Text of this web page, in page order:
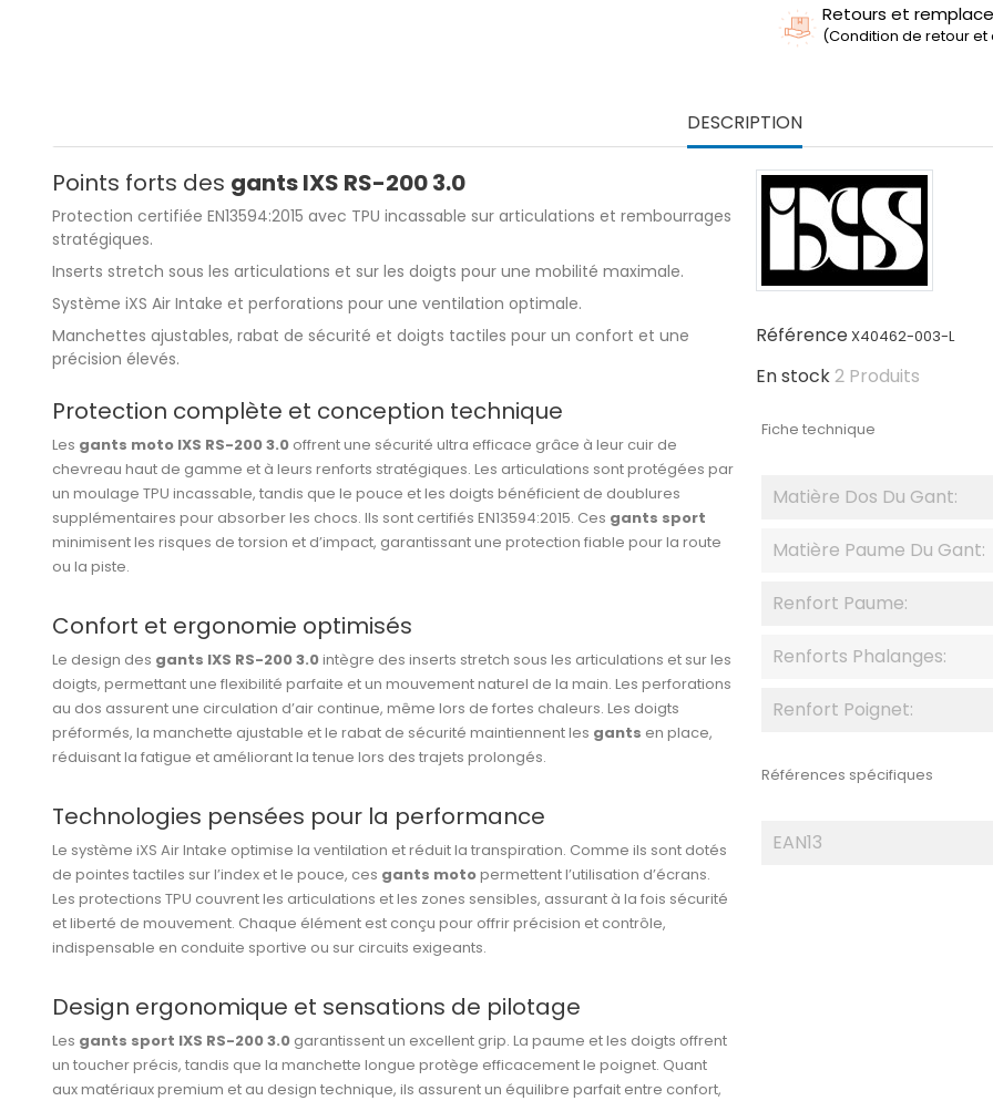
Retours et
(Condition de retour
DESCRIPTION
Points forts des gants IXS RS-200 3.0
Protection certifiée EN13594:2015 avec TPU incassable sur articulations et rembourrages
stratégiques.
Inserts stretch sous les articulations et sur les doigts pour une mobilité maximale.
Système iXS Air Intake et perforations pour une ventilation optimale.
Manchettes ajustables, rabat de sécurité et doigts tactiles pour un confort et une
précision élevés.
Protection complète et conception technique
Les gants moto IXS RS-200 3.0 offrent une sécurité ultra efficace grâce à leur cuir de
chevreau haut de gamme et à leurs renforts stratégiques. Les articulations sont protégées par
un moulage TPU incassable, tandis que le pouce et les doigts bénéficient de doublures
supplémentaires pour absorber les chocs. Ils sont certifiés EN13594:2015. Ces gants sport
minimisent les risques de torsion et d’impact, garantissant une protection fiable pour la route
ou la piste.
Confort et ergonomie optimisés
Le design des gants IXS RS-200 3.0intègre des inserts stretch sous les articulations et sur les
doigts, permettant une flexibilité parfaite et un mouvement naturel de la main. Les perforations
au dos assurent une circulation d’air continue, même lors de fortes chaleurs. Les doigts
préformés, la manchette ajustable et le rabat de sécurité maintiennent les gants en place,
réduisant la fatigue et améliorant la tenue lors des trajets prolongés.
Technologies pensées pour la performance
Le système iXS Air Intake optimise la ventilation et réduit la transpiration. Comme ils sont dotés
de pointes tactiles sur l’index et le pouce, ces gants motopermettent l’utilisation d’écrans.
Les protections TPU couvrent les articulations et les zones sensibles, assurant à la fois sécurité
et liberté de mouvement. Chaque élément est conçu pour offrir précision et contrôle,
indispensable en conduite sportive ou sur circuits exigeants.
Design ergonomique et sensations de pilotage
Les gants sport IXS RS-200 3.0 garantissent un excellent grip. La paume et les doigts offrent
un toucher précis, tandis que la manchette longue protège efficacement le poignet. Quant
aux matériaux premium et au design technique, ils assurent un équilibre parfait entre confort,
RéférenceX40462-003-L
En stock2 Produits
Fiche technique
Matière Dos Du Gant:
Matière Paume Du Gant:
Renfort Paume:
Renforts Phalanges:
Renfort Poignet:
Références spécifiques
EAN13